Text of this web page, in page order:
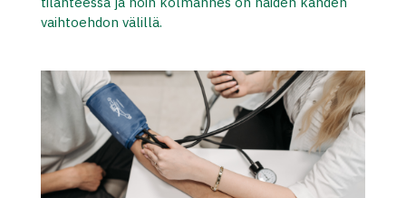
vaihtoehdon välillä.